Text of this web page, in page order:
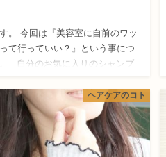
。 今回は『美容室に自前のワッ
て行っていい？』という事につ
自分のお気に入りのシャンプ
ヘアケアのコト